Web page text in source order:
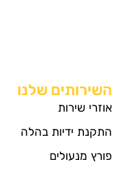
השירותים שלנו
אוזרי שירות
התקנת ידיות בהלה
פורץ מנעולים